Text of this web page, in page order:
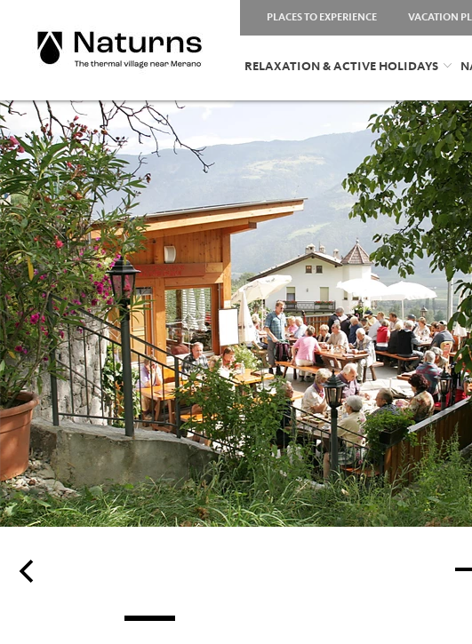
PLACES TO EXPERIENCE VACATION
RELAXATION & ACTIVE HOLIDAYS